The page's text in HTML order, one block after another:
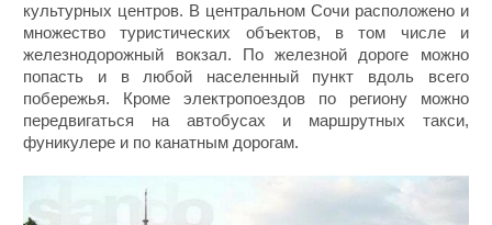
культурных центров. В центральном Сочи расположено и
множество туристических объектов, в том числе и
железнодорожный вокзал. По железной дороге можно
попасть и в любой населенный пункт вдоль всего
побережья. Кроме электропоездов по региону можно
передвигаться на автобусах и маршрутных такси,
фуникулере и по канатным дорогам.